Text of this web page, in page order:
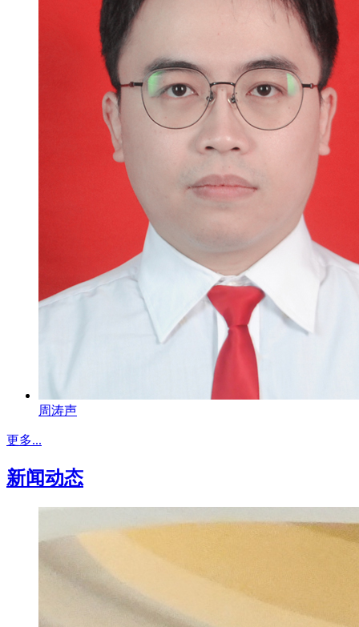
周涛声
更多...
新闻动态